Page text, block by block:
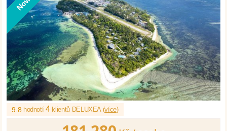
9.8 hodnotí4klientů DELUXEA (více)